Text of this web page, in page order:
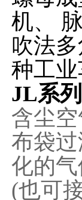
机、
吹法
种工
JL系
含尘
布袋
化的
(也可